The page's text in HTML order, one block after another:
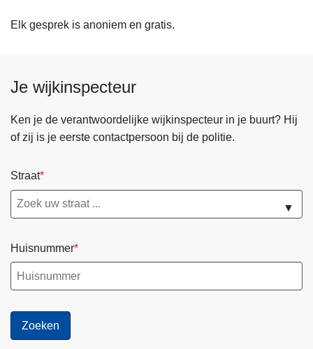
Elk gesprek is anoniem en gratis.
Je wijkinspecteur
Ken je de verantwoordelijke wijkinspecteur in je buurt? Hij
of zij is je eerste contactpersoon bij de politie.
Straat
▼
Huisnummer